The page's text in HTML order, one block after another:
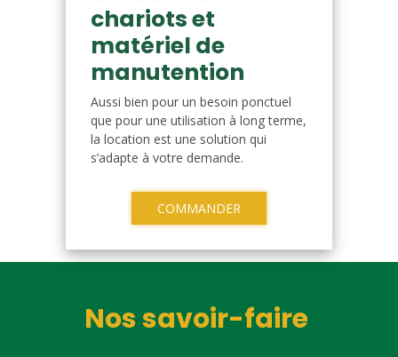
chariots et
matériel de
manutention
Aussi bien pour un besoin ponctuel
que pour une utilisation à long terme,
la location est une solution qui
s’adapte à votre demande.
COMMANDER
Nos savoir-faire